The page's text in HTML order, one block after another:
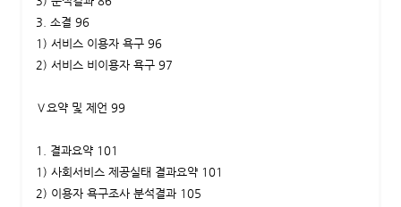
3. 소결 96
1) 서비스 이용자 욕구 96
2) 서비스 비이용자 욕구 97
Ⅴ요약 및 제언 99
1. 결과요약 101
1) 사회서비스 제공실태 결과요약 101
2) 이용자 욕구조사 분석결과 105